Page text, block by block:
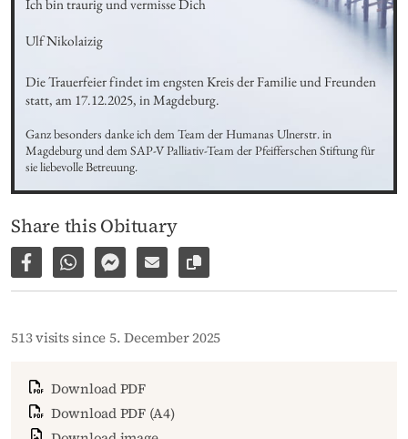
Ich bin traurig und vermisse Dich
Ulf Nikolaizig
Die Trauerfeier findet im engsten Kreis der Familie und Freunden
statt, am 17.12.2025, in Magdeburg.
Ganz besonders danke ich dem Team der Humanas Ulnerstr. in
Magdeburg und dem SAP-V Palliativ-Team der Pfeifferschen Stiftung für
sie liebevolle Betreuung.
Share this Obituary
Share on Facebook
Share via WhatsApp
Share via Facebook Messenger
Share via E-Mail
Copy link to page
513 visits since 5. December 2025
Download PDF
Download PDF (A4)